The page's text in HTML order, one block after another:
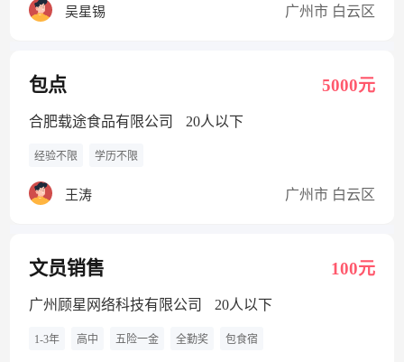
吴星锡 广州市 白云区
包点 5000元
合肥载途食品有限公司 20人以下
经验不限 学历不限
王涛 广州市 白云区
文员销售 100元
广州顾星网络科技有限公司 20人以下
1-3年 高中 五险一金 全勤奖 包食宿